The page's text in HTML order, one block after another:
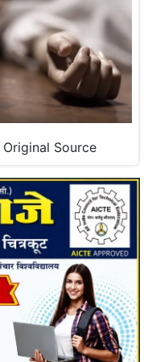
Original Source